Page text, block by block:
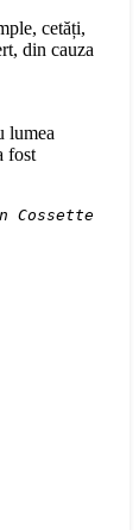
cetăți,
din cauza
lumea
fost
Cossette